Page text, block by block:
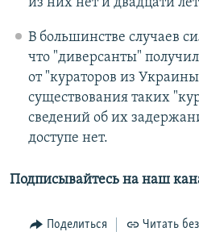
из них нет и двадцати
В большинстве случаев
что "диверсанты"
от "кураторов из
существования таких
сведений об их
доступе нет.
Подписывайтесь на наш
Поделиться Читать